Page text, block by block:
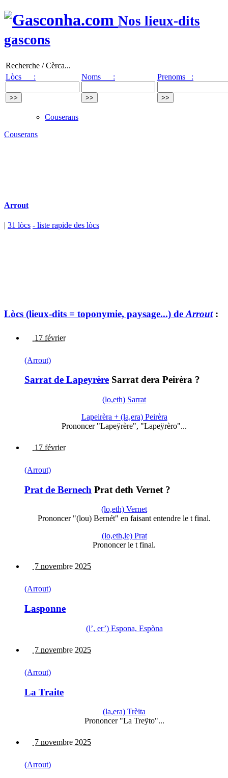
Nos lieux-dits
gascons
Recherche / Cèrca...
Lòcs :
Noms : Prenoms :
Couserans
Couserans
Arrout
| 31 lòcs - liste rapide des lòcs
Lòcs (lieux-dits = toponymie, paysage...) de Arrout:
17 février
(Arrout)
Sarrat de Lapeyrère Sarrat dera Peirèra ?
(lo,eth) Sarrat
Lapeirèra + (la,era) Peirèra
Prononcer "Lapeÿrère", "Lapeÿrèro"...
17 février
(Arrout)
Prat de Bernech Prat deth Vernet ?
(lo,eth) Vernet
Prononcer "(lou) Bernét" en faisant entendre le t final.
(lo,eth,le) Prat
Prononcer le t final.
7 novembre 2025
(Arrout)
Lasponne
(l’, er’) Espona, Espòna
7 novembre 2025
(Arrout)
La Traite
(la,era) Trèita
Prononcer "La Treÿto"...
7 novembre 2025
(Arrout)